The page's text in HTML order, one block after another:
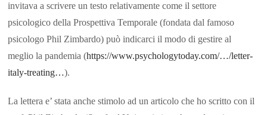
invitava a scrivere un testo relativamente come il settore
psicologico della Prospettiva Temporale (fondata dal famoso
psicologo Phil Zimbardo) può indicarci il modo di gestire al
meglio la pandemia (https://www.psychologytoday.com/…/letter-
italy-treating…).
La lettera e’ stata anche stimolo ad un articolo che ho scritto con il